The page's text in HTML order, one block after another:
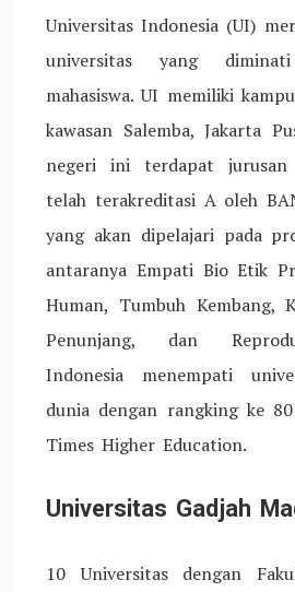
Universitas Indonesia (UI)
universitas yang
mahasiswa. UI memiliki
kawasan Salemba, Jakarta
negeri ini terdapat jurusan
telah terakreditasi A oleh
yang akan dipelajari pada
antaranya Empati Bio Etik
Human, Tumbuh Kembang,
Penunjang, dan
Indonesia menempati
dunia dengan rangking ke
Times Higher Education.
Universitas Gadjah
10 Universitas dengan